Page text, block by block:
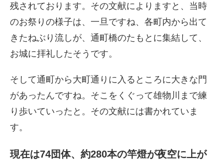
残されております。その文献によりますと、当時
のお祭りの様子は、一旦ですね、各町内から出て
きたねぶり流しが、通町橋のたもとに集結して、
お城に拝礼したそうです。
そして通町から大町通りに入るところに大きな門
があったんですね。そこをくぐって雄物川まで練
り歩いていったと。その文献には書かれていま
す。
現在は74団体、約280本の竿燈が夜空に上が